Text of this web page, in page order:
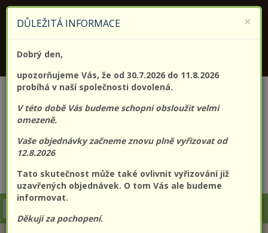
CZK EUR Přihlášení Registrace
×
DŮLEŽITÁ INFORMACE
Dobrý den,
upozorňujeme Vás, že od 30.7.2026 do 11.8.2026
probíhá v naší společnosti dovolená.
V této době Vás budeme schopni obsloužit velmi
omezeně.
Vaše objednávky začneme znovu plně vyřizovat od
12.8.2026
Tato skutečnost může také ovlivnit vyřizování již
uzavřených objednávek. O tom Vás ale budeme
informovat.
Děkuji za pochopení.